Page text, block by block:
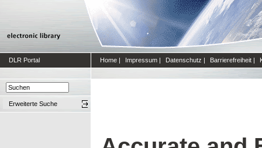
DLR Portal Home | Impressum | Datenschutz | Barrierefreiheit |
Erweiterte Suche